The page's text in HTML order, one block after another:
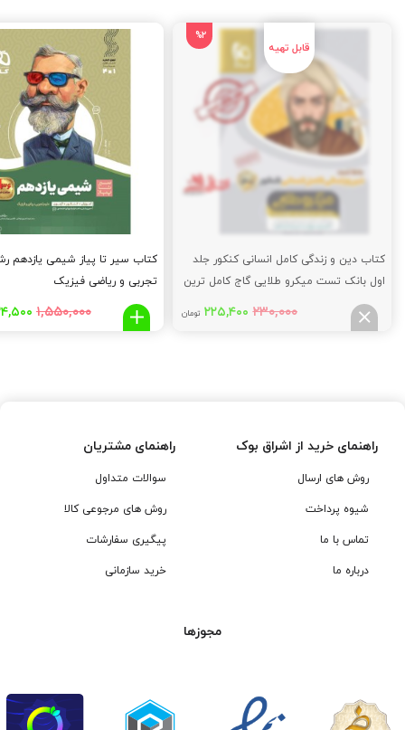
کتاب دین و زندگی کامل انسانی کنکور جلد
اول بانک تست میکرو طلایی گاج کامل ترین
منبع تست دین و زندگی ویژه کنکور ۱۴۰۱
۲۳۰,۰۰۰ قیمت
۲۲۵,۴۰۰ تومانقیمت
کتاب سیر تا پیاز شیمی یازدهم
تجربی و ریاضی فیزیک
۱,۵۵۰,۰۰۰ قیمت
راهنمای خرید از اشراق بوک
روش های ارسال
شیوه پرداخت
تماس با ما
درباره ما
راهنمای مشتریان
سوالات متداول
روش های مرجوعی کالا
پیگیری سفارشات
خرید سازمانی
مجوزها